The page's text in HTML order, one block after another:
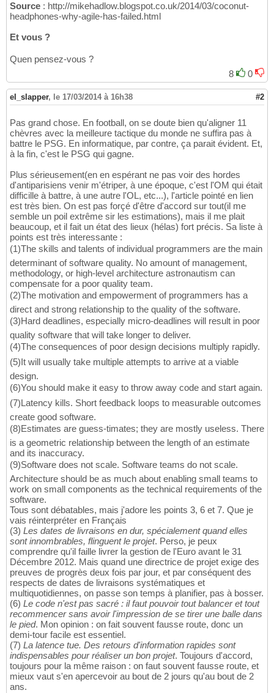
Source : http://mikehadlow.blogspot.co.uk/2014/03/coconut-
headphones-why-agile-has-failed.html
Et vous ?
Quen pensez-vous ?
8
0
el_slapper, le 17/03/2014 à 16h38 #2
Pas grand chose. En football, on se doute bien qu'aligner 11
chèvres avec la meilleure tactique du monde ne suffira pas à
battre le PSG. En informatique, par contre, ça parait évident. Et,
à la fin, c'est le PSG qui gagne.
Plus sérieusement(en en espérant ne pas voir des hordes
d'antiparisiens venir m'étriper, à une époque, c'est l'OM qui était
difficille à battre, à une autre l'OL, etc...), l'article pointé en lien
est très bien. On est pas forçé d'être d'accord sur tout(il me
semble un poil extrême sir les estimations), mais il me plait
beaucoup, et il fait un état des lieux (hélas) fort précis. Sa liste à
points est très interessante :
(1)The skills and talents of individual programmers are the main
determinant of software quality. No amount of management,
methodology, or high-level architecture astronautism can
compensate for a poor quality team.
(2)The motivation and empowerment of programmers has a
direct and strong relationship to the quality of the software.
(3)Hard deadlines, especially micro-deadlines will result in poor
quality software that will take longer to deliver.
(4)The consequences of poor design decisions multiply rapidly.
(5)It will usually take multiple attempts to arrive at a viable
design.
(6)You should make it easy to throw away code and start again.
(7)Latency kills. Short feedback loops to measurable outcomes
create good software.
(8)Estimates are guess-timates; they are mostly useless. There
is a geometric relationship between the length of an estimate
and its inaccuracy.
(9)Software does not scale. Software teams do not scale.
Architecture should be as much about enabling small teams to
work on small components as the technical requirements of the
software.
Tous sont débatables, mais j'adore les points 3, 6 et 7. Que je
vais réinterpréter en Français
(3) Les dates de livraisons en dur, spécialement quand elles
sont innombrables, flinguent le projet. Perso, je peux
comprendre qu'il faille livrer la gestion de l'Euro avant le 31
Décembre 2012. Mais quand une directrice de projet exige des
preuves de progrès deux fois par jour, et par conséquent des
respects de dates de livraisons systématiques et
multiquotidiennes, on passe son temps à planifier, pas à bosser.
(6) Le code n'est pas sacré : il faut pouvoir tout balancer et tout
recommencer sans avoir l'impression de se tirer une balle dans
le pied. Mon opinion : on fait souvent fausse route, donc un
demi-tour facile est essentiel.
(7) La latence tue. Des retours d'information rapides sont
indispensables pour réaliser un bon projet. Toujours d'accord,
toujours pour la même raison : on faut souvent fausse route, et
mieux vaut s'en apercevoir au bout de 2 jours qu'au bout de 2
ans.